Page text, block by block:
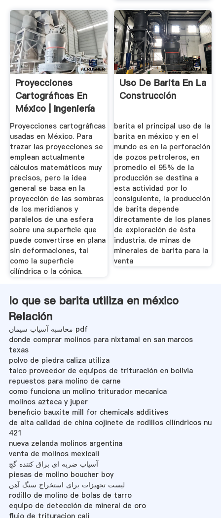
Proyecciones
Cartográficas En
México | Ingeniería
...
Proyecciones cartográficas
usadas en México. Para
trazar las proyecciones se
emplean actualmente
cálculos matemáticos muy
precisos, pero la idea
general se basa en la
proyección de las sombras
de los meridianos y
paralelos de una esfera
sobre una superficie que
puede convertirse en plana
sin deformaciones, tal
como la superficie
cilíndrica o la cónica.
Uso De Barita En La
Construcción
barita el principal uso de la
barita en méxico y en el
mundo es en la perforación
de pozos petroleros, en
promedio el 95% de la
producción se destina a
esta actividad por lo
consiguiente, la producción
de barita depende
directamente de los planes
de exploración de ésta
industria. de minas de
minerales de barita para la
venta
lo que se barita utiliza en méxico
Relación
محاسبه آسیاب سیمان pdf
donde comprar molinos para nixtamal en san marcos
texas
polvo de piedra caliza utiliza
talco proveedor de equipos de trituración en bolivia
repuestos para molino de carne
como funciona un molino triturador mecanica
molinos azteca y juper
beneficio bauxite mill for chemicals additives
de alta calidad de china cojinete de rodillos cilíndricos nu
421
nueva zelanda molinos argentina
venta de molinos mexicali
آسیاب ضربه ای براق کننده گچ
piesas de molino boucher boy
لیست تجهیزات برای استخراج سنگ آهن
rodillo de molino de bolas de tarro
equipo de detección de mineral de oro
flujo de trituracion cali